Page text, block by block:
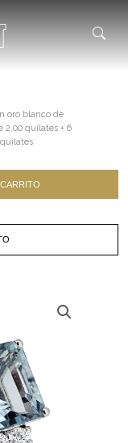
oro blanco de
2,00 quilates + 6